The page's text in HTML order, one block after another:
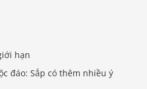
hạn
đáo: Sắp có thêm nhiều ý